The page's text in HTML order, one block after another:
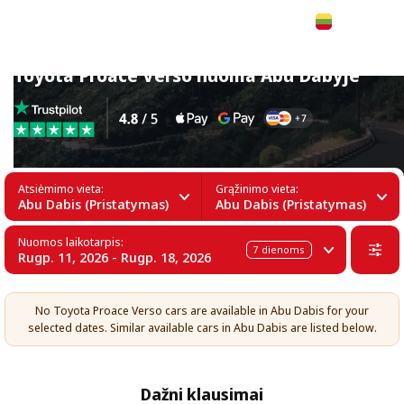
Toyota Proace Verso nuoma Abu Dabyje
Atsiėmimo vieta:
Abu Dabis (Pristatymas)
Grąžinimo vieta:
Abu Dabis (Pristatymas)
Nuomos laikotarpis:
Rugp. 11, 2026 - Rugp. 18, 2026 7 dienoms
No Toyota Proace Verso cars are available in Abu Dabis for your
selected dates. Similar available cars in Abu Dabis are listed below.
Dažni klausimai